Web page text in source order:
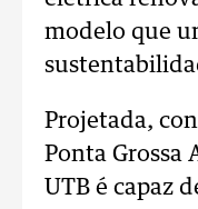
modelo que
Projetada,
Ponta Grossa
UTB é capaz